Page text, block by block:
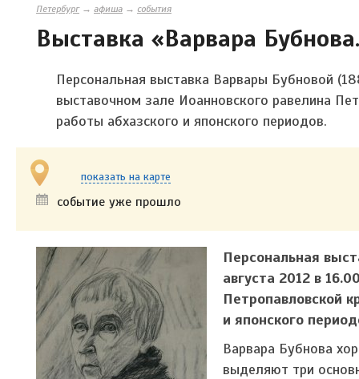
Петербург→ афиша → события
Выставка «Варвара
Персональная выставка Варвары Бубновой
выставочном зале Иоанновского равелина
работы абхазского и японского периодов.
показать на карте
событие уже прошло
Персональная
августа 2012 в
Петропавловской
и японского
Варвара Бубнова
выделяют три